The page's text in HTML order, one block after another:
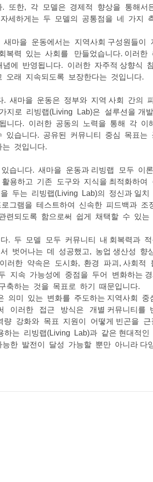
또한, 각 모델은 경제적 향상을 통해
세하게는 두 모델의 공통점을 네 가지
마을 운동에서는 지역사회 구성원들
력 있는 사회를 만들었습니다. 이러
에 반영됩니다. 이러한 자주적 상향식
래 지속되도록 보장한다는 것입니다.
새마을 운동은 정부와 지역 사회 간의
지로 리빙랩(Living Lab)은 설루션을
니다. 이러한 공동의 노력을 통해 각
있습니다. 공유된 커뮤니티 중심 목표
것입니다.
습니다. 새마을 운동과 리빙랩 모두 이
용하고 기존 도구와 지식을 최적화하
두는 리빙랩(Living Lab)의 정신과 일
그램을 테스트하여 신속한 피드백과
련되도록 함으로써 쉽게 채택할 수 있
. 두 모델 모두 커뮤니티 내 회복력
벗어나는 데 성공했고, 농업 생산성
이러한 약속은 도시화, 환경 파괴, 사
지속 가능성에 중점을 두어 변화하는
축하는 것을 목표로 하기 때문입니다.
의미 있는 변화를 주도하는 지역사회
러한 접근 방식은 개별 커뮤니티를
강화와 목표 지원이 어떻게 빈곤을
는 리빙랩(Living Lab)과 같은 현대적
한 발전이 달성 가능할 뿐만 아니라